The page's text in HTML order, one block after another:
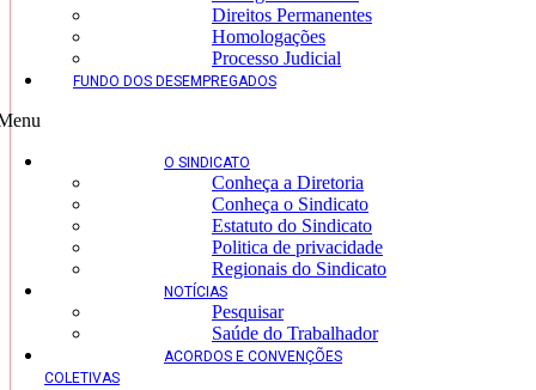
Direitos Permanentes
Homologações
Processo Judicial
FUNDO DOS DESEMPREGADOS
O SINDICATO
Conheça a Diretoria
Conheça o Sindicato
Estatuto do Sindicato
Politica de privacidade
Regionais do Sindicato
NOTÍCIAS
Pesquisar
Saúde do Trabalhador
ACORDOS E CONVENÇÕES
COLETIVAS